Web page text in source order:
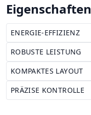
Eigenschaften
ENERGIE-EFFIZIENZ
ROBUSTE LEISTUNG
KOMPAKTES LAYOUT
PRÄZISE KONTROLLE